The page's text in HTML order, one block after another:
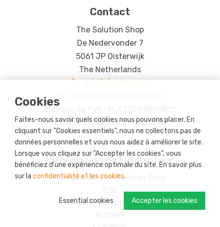
Cookies
Faites-nous savoir quels cookies nous pouvons placer. En
cliquant sur "Cookies essentiels", nous ne collectons pas de
données personnelles et vous nous aidez à améliorer le site.
Lorsque vous cliquez sur "Accepter les cookies", vous
bénéficiez d'une expérience optimale du site. En savoir plus
sur la confidentialité et les cookies.
Accepter les cookies
Essential cookies
Contact
The Solution Shop
De Nedervonder 7
5061 JP Oisterwijk
The Netherlands
+31 (0)13 7113731
Numéro d'entreprise : 51025159
Information de l'utilisateur
À propos de The Solution Shop
Possibilités de paiement